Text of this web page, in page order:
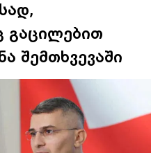
გაცილებით
შემთხვევაში